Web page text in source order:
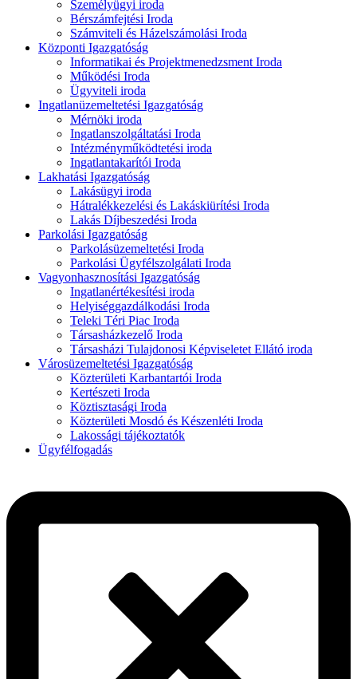
Személyügyi iroda
Bérszámfejtési Iroda
Számviteli és Házelszámolási Iroda
Központi Igazgatóság
Informatikai és Projektmenedzsment Iroda
Működési Iroda
Ügyviteli iroda
Ingatlanüzemeltetési Igazgatóság
Mérnöki iroda
Ingatlanszolgáltatási Iroda
Intézményműködtetési iroda
Ingatlantakarítói Iroda
Lakhatási Igazgatóság
Lakásügyi iroda
Hátralékkezelési és Lakáskiürítési Iroda
Lakás Díjbeszedési Iroda
Parkolási Igazgatóság
Parkolásüzemeltetési Iroda
Parkolási Ügyfélszolgálati Iroda
Vagyonhasznosítási Igazgatóság
Ingatlanértékesítési iroda
Helyiséggazdálkodási Iroda
Teleki Téri Piac Iroda
Társasházkezelő Iroda
Társasházi Tulajdonosi Képviseletet Ellátó iroda
Városüzemeltetési Igazgatóság
Közterületi Karbantartói Iroda
Kertészeti Iroda
Köztisztasági Iroda
Közterületi Mosdó és Készenléti Iroda
Lakossági tájékoztatók
Ügyfélfogadás